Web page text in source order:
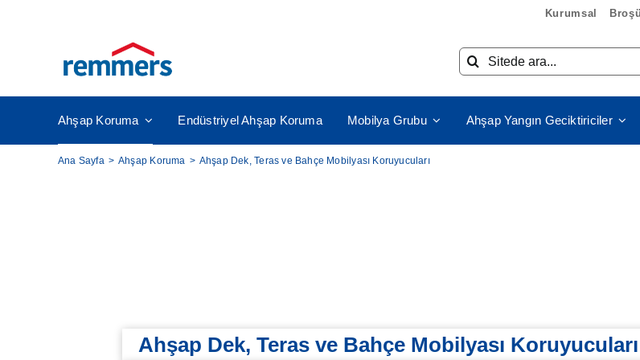
Kurumsal
Ara:
Ahşap Koruma Endüstriyel Ahşap Koruma Mobilya Grubu Ahşap Yangın Geciktiriciler
Ana Sayfa > Ahşap Koruma > Ahşap Dek, Teras ve Bahçe Mobilyası Koruyucuları
Ahşap Dek, Teras ve Bahçe Mobilyası Koruyucuları